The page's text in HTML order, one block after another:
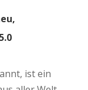
ist ein